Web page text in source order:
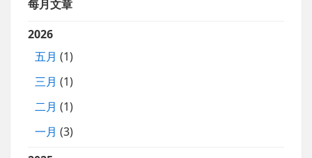
每月文章
2026
五月 (1)
三月 (1)
二月 (1)
一月 (3)